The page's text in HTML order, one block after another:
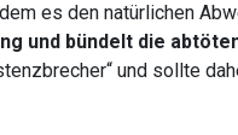
es den natürlichen
und bündelt die
und sollte